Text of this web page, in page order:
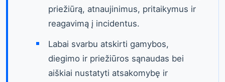
priežiūrą, atnaujinimus, pritaikymus ir
reagavimą į incidentus.
Labai svarbu atskirti gamybos,
diegimo ir priežiūros sąnaudas bei
aiškiai nustatyti atsakomybę ir